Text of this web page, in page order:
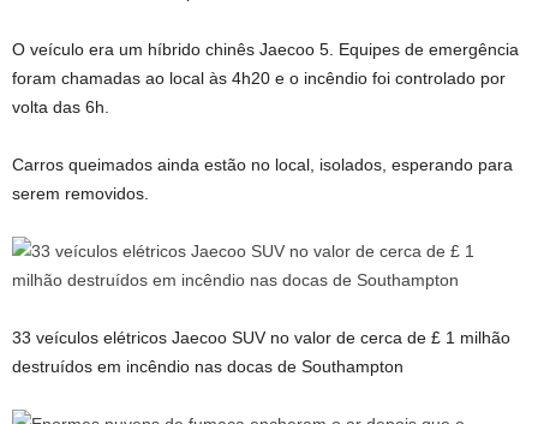
O veículo era um híbrido chinês Jaecoo 5. Equipes de emergência
foram chamadas ao local às 4h20 e o incêndio foi controlado por
volta das 6h.
Carros queimados ainda estão no local, isolados, esperando para
serem removidos.
33 veículos elétricos Jaecoo SUV no valor de cerca de £ 1 milhão
destruídos em incêndio nas docas de Southampton